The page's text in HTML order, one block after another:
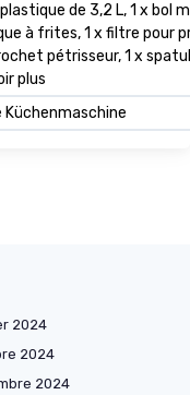
de 3,2 L, 1 x bol
à frites, 1 x filtre pour
pétrisseur, 1 x
plus
2024
2024
2024